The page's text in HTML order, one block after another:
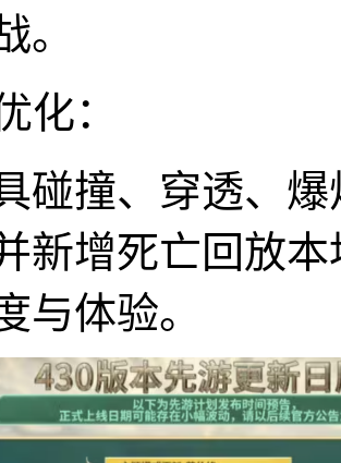
。
化：
碰撞、穿透、
新增死亡回放
与体验。